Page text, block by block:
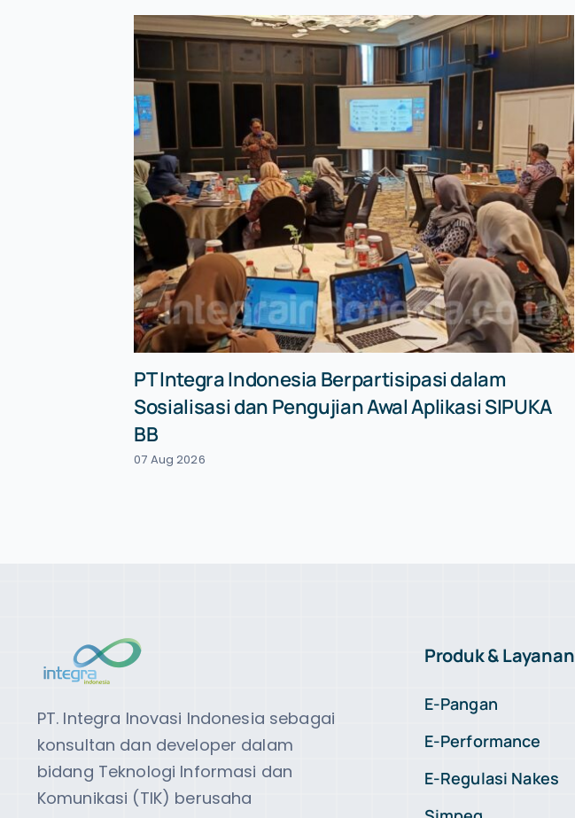
PT Integra Indonesia Berpartisipasi dalam
Sosialisasi dan Pengujian Awal Aplikasi SIPUKA
BB
07 Aug 2026
PT. Integra Inovasi Indonesia sebagai
konsultan dan developer dalam
bidang Teknologi Informasi dan
Komunikasi (TIK) berusaha
Produk & Layanan
E-Pangan
E-Performance
E-Regulasi Nakes